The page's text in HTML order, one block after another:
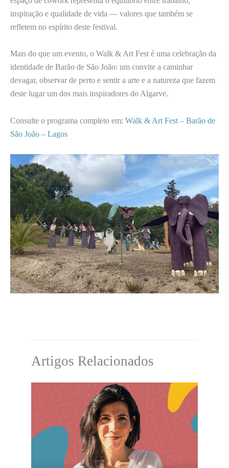
inspiração e qualidade de vida — valores que também se
refletem no espírito deste festival.
Mais do que um evento, o Walk & Art Fest é uma celebração da
identidade de Barão de São João: um convite a caminhar
devagar, observar de perto e sentir a arte e a natureza que fazem
deste lugar um dos mais inspiradores do Algarve.
Consulte o programa completo em: Walk & Art Fest – Barão de
São João – Lagos
Artigos Relacionados